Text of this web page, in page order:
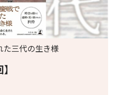
た三代の生き様